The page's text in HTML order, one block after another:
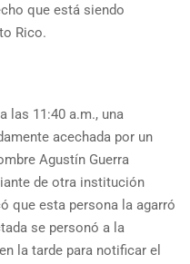
que está siendo
Rico.
las 11:40 a.m., una
acechada por un
Agustín Guerra
de otra institución
que esta persona la agarró
se personó a la
la tarde para notificar el